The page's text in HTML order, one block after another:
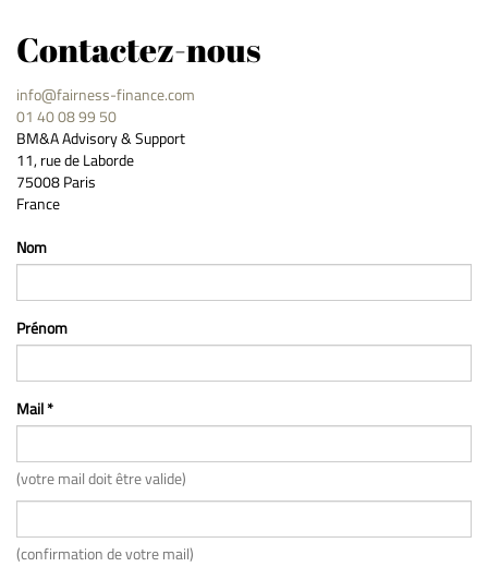
Contactez-nous
info@fairness-finance.com
01 40 08 99 50
BM&A Advisory & Support
11, rue de Laborde
75008 Paris
France
Nom
Prénom
Mail *
(votre mail doit être valide)
(confirmation de votre mail)